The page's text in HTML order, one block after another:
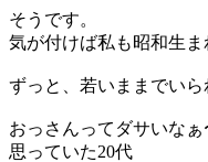
そうです。
気が付けば私も昭和生ま
ずっと、若いままでいら
おっさんってダサいなぁ
思っていた20代